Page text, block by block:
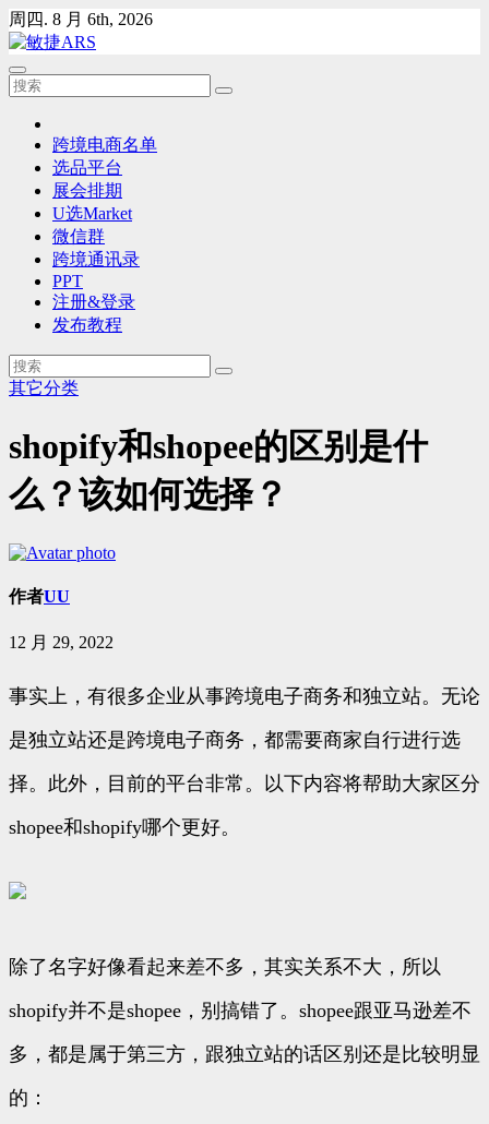
Skip
to
content
周四. 8 月 6th, 2026
跨境电商名单
选品平台
展会排期
U选Market
微信群
跨境通讯录
PPT
注册&登录
发布教程
其它分类
shopify和shopee的区别是什
么？该如何选择？
作者UU
12 月 29, 2022
事实上，有很多企业从事跨境电子商务和独立站。无论
是独立站还是跨境电子商务，都需要商家自行进行选
择。此外，目前的平台非常。以下内容将帮助大家区分
shopee和shopify哪个更好。
除了名字好像看起来差不多，其实关系不大，所以
shopify并不是shopee，别搞错了。shopee跟亚马逊差不
多，都是属于第三方，跟独立站的话区别还是比较明显
的：